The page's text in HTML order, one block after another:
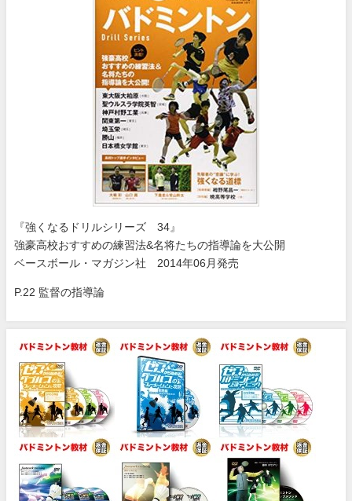
『強くなるドリルシリーズ 34』
強豪高校おすすめの練習法&名将たちの指導論を大公開
ベースボール・マガジン社 2014年06月発売
P.22 監督の指導論